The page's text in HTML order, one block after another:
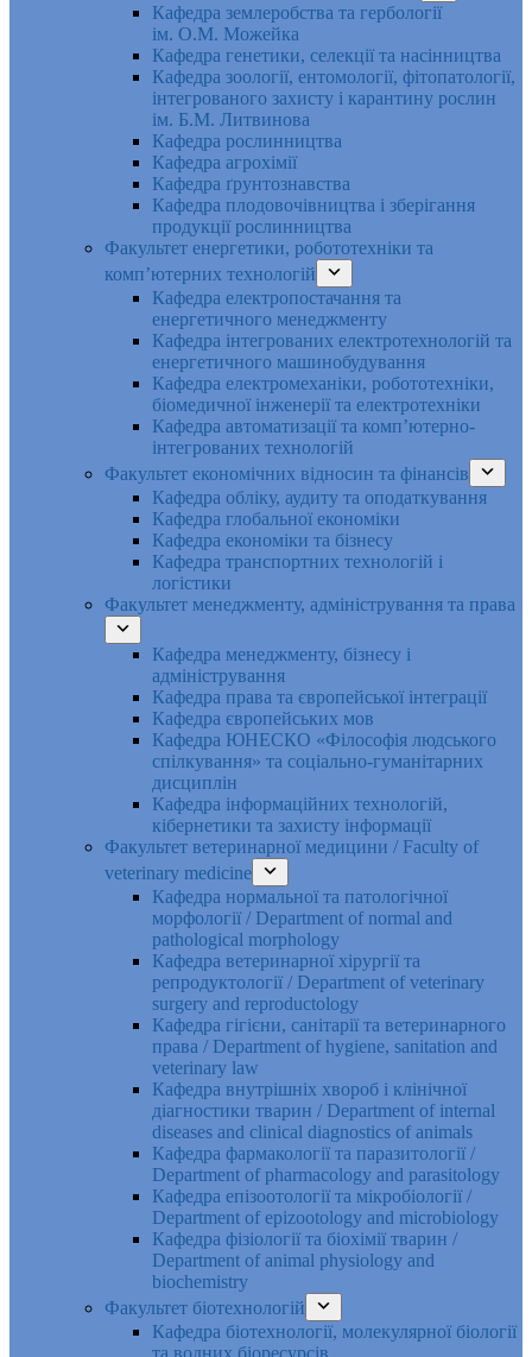
Кафедра землеробства та гербології
ім. О.М. Можейка
Кафедра генетики, селекції та насінництва
Кафедра зоології, ентомології, фітопатології,
інтегрованого захисту і карантину рослин
ім. Б.М. Литвинова
Кафедра рослинництва
Кафедра агрохімії
Кафедра ґрунтознавства
Кафедра плодовочівництва і зберігання
продукції рослинництва
Факультет енергетики, робототехніки та
комп’ютерних технологій
Кафедра електропостачання та
енергетичного менеджменту
Кафедра інтегрованих електротехнологій та
енергетичного машинобудування
Кафедра електромеханіки, робототехніки,
біомедичної інженерії та електротехніки
Кафедра автоматизації та комп’ютерно-
інтегрованих технологій
Факультет економічних відносин та фінансів
Кафедра обліку, аудиту та оподаткування
Кафедра глобальної економіки
Кафедра економіки та бізнесу
Кафедра транспортних технологій і
логістики
Факультет менеджменту, адміністрування та права
Кафедра менеджменту, бізнесу і
адміністрування
Кафедра права та європейської інтеграції
Кафедра європейських мов
Кафедра ЮНЕСКО «Філософія людського
спілкування» та соціально-гуманітарних
дисциплін
Кафедра інформаційних технологій,
кібернетики та захисту інформації
Факультет ветеринарної медицини / Faculty of
veterinary medicine
Кафедра нормальної та патологічної
морфології / Department of normal and
pathological morphology
Кафедра ветеринарної хірургії та
репродуктології / Department of veterinary
surgery and reproductology
Кафедра гігієни, санітарії та ветеринарного
права / Department of hygiene, sanitation and
veterinary law
Кафедра внутрішніх хвороб і клінічної
діагностики тварин / Department of internal
diseases and clinical diagnostics of animals
Кафедра фармакології та паразитології /
Department of pharmacology and parasitology
Кафедра епізоотології та мікробіології /
Department of epizootology and microbiology
Кафедра фізіології та біохімії тварин /
Department of animal physiology and
biochemistry
Факультет біотехнологій
Кафедра біотехнології, молекулярної біології
та водних біоресурсів